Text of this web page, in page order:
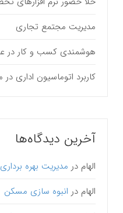
مدیریت مجتمع تجاری
هوشمندی کسب و کار در
کاربرد اتوماسیون اداری
آخرین دیدگاه‌ها
الهام در مدیریت بهره
الهام در انبوه سازی مسکن